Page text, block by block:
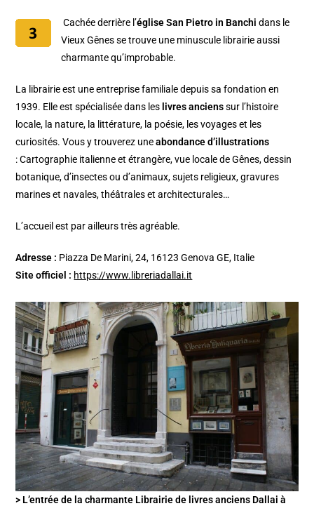
Cachée derrière l’église San Pietro in Banchi dans le
Vieux Gênes se trouve une minuscule librairie aussi
charmante qu’improbable.
La librairie est une entreprise familiale depuis sa fondation en
1939. Elle est spécialisée dans les livres ancienssur l’histoire
locale, la nature, la littérature, la poésie, les voyages et les
curiosités. Vous y trouverez uneabondance d’illustrations
: Cartographie italienne et étrangère, vue locale de Gênes, dessin
botanique, d’insectes ou d’animaux, sujets religieux, gravures
marines et navales, théâtrales et architecturales…
L’accueil est par ailleurs très agréable.
Adresse : Piazza De Marini, 24, 16123 Genova GE, Italie
Site officiel : https://www.libreriadallai.it
> L’entrée de la charmante Librairie de livres anciens Dallai à